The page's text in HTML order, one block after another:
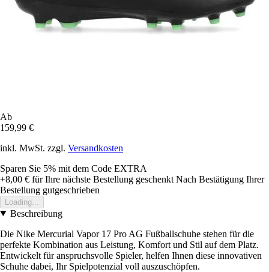
Ab
159,99 €
inkl. MwSt. zzgl. Versandkosten
Sparen Sie 5% mit dem Code EXTRA
+8,00 € für Ihre nächste Bestellung geschenkt Nach Bestätigung Ihrer
Bestellung gutgeschrieben
Loading...
Beschreibung
Die Nike Mercurial Vapor 17 Pro AG Fußballschuhe stehen für die
perfekte Kombination aus Leistung, Komfort und Stil auf dem Platz.
Entwickelt für anspruchsvolle Spieler, helfen Ihnen diese innovativen
Schuhe dabei, Ihr Spielpotenzial voll auszuschöpfen.